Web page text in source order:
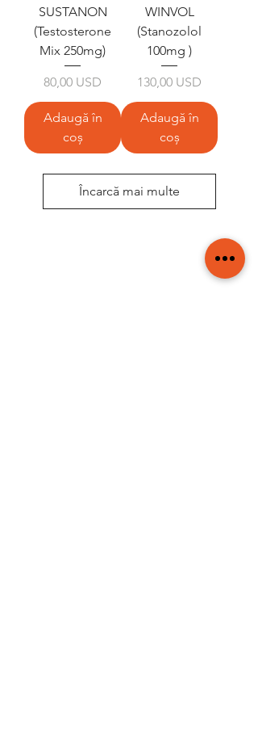
SUSTANON
(Testosterone
Mix 250mg)
Preț
80,00 USD
Adaugă în
coș
WINVOL
(Stanozolol
100mg )
Preț
130,00 USD
Adaugă în
coș
Încarcă mai multe